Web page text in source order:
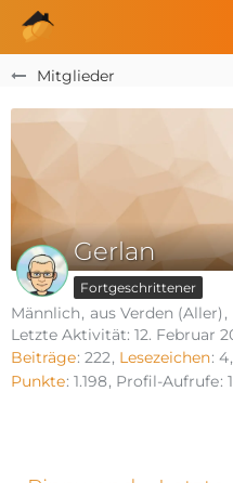
Mitglieder
Gerlan
Fortgeschrittener
Männlich aus Verden (Aller)
Letzte Aktivität: 12. Februar
Beiträge 222 Lesezeichen 4
Punkte 1.198 Profil-Aufrufe